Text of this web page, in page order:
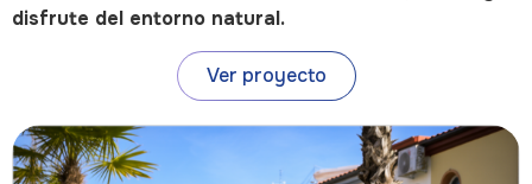
disfrute del entorno natural.
Ver proyecto